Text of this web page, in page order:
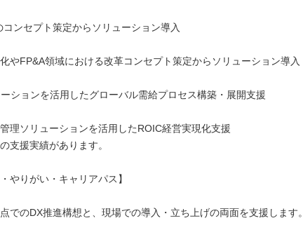
コンセプト策定からソリューション導入
やFP&A領域における改革コンセプト策定からソリューション導入
ションを活用したグローバル需給プロセス構築・展開支援
理ソリューションを活用したROIC経営実現化支援
支援実績があります。
やりがい・キャリアパス】
でのDX推進構想と、現場での導入・立ち上げの両面を支援します。